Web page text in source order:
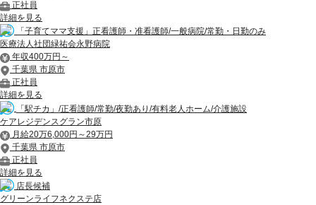
正社員
詳細を見る
「子育てママ支援」正看護師・准看護師/一般病院/常勤・日勤のみ
医療法人社団緑祐会永野病院
年収400万円～
千葉県 市原市
正社員
詳細を見る
「駅チカ」/正看護師/常勤/夜勤あり/有料老人ホーム/介護施設
ケアレジデンスグラン市原
月給20万6,000円～29万円
千葉県 市原市
正社員
詳細を見る
店長候補
グリーンライフネクステ店